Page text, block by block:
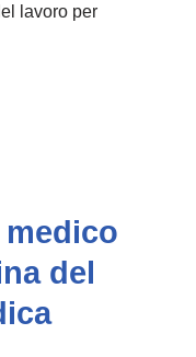
lavoro per
del